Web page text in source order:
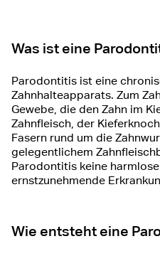
Was ist eine
Parodontitis ist eine
Zahnhalteapparats. Zum
Gewebe, die den Zahn im
Zahnfleisch, der
Fasern rund um die
gelegentlichem
Parodontitis keine
ernstzunehmende
Wie entsteht eine